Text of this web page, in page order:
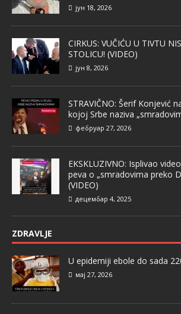
јун 18, 2026
CIRKUS: VUČIĆU U TIVTU
STOLICU! (VIDEO)
јун 8, 2026
STRAVIČNO: Šerif Konjević
kojoj Srbe naziva
фебруар 27, 2026
EKSKLUZIVNO: Isplivao
peva o „smradovima preko
(VIDEO)
децембар 4, 2025
ZDRAVLJE
U epidemiji ebole do sada
мај 27, 2026